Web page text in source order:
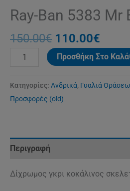
Ray-Ban 5383 Mr
150.00€ 110.00€
Προσθήκη Στο
Κατηγορίες: Ανδρικά, Γυαλιά
Προσφορές (old)
Περιγραφή
Δίχρωμος γκρι κοκάλινος